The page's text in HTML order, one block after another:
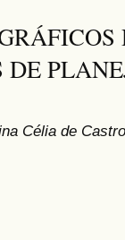
Célia de